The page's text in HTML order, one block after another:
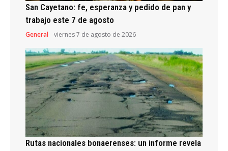
San Cayetano: fe, esperanza y pedido de pan y
trabajo este 7 de agosto
General viernes 7 de agosto de 2026
Rutas nacionales bonaerenses: un informe revela